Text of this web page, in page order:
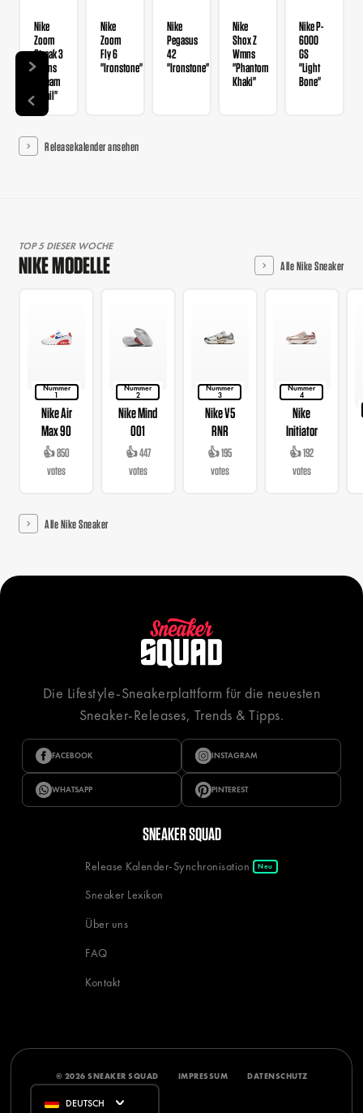
Nike
Zoom
Streak 3
Wmns
"Cream
II Sail"
Nike
Zoom
Fly 6
"Ironstone"
Nike
Pegasus
42
"Ironstone"
Nike
Shox Z
Wmns
"Phantom
Khaki"
Nike P-
6000
GS
"Light
Bone"
Releasekalender ansehen
TOP 5 DIESER WOCHE
NIKE MODELLE Alle Nike Sneaker
Nummer
1
Nike Air
Max 90
👍 850
votes
Nummer
2
Nike Mind
001
👍 447
votes
Nummer
3
Nike V5
RNR
👍 195
votes
Nummer
4
Nike
Initiator
👍 192
votes
Alle Nike Sneaker
Die Lifestyle-Sneakerplattform für die neuesten
Sneaker-Releases, Trends & Tipps.
FACEBOOK INSTAGRAM
WHATSAPP PINTEREST
SNEAKER SQUAD
Release Kalender-Synchronisation Neu
Sneaker Lexikon
Über uns
FAQ
Kontakt
© 2026 SNEAKER SQUAD IMPRESSUM DATENSCHUTZ
DEUTSCH